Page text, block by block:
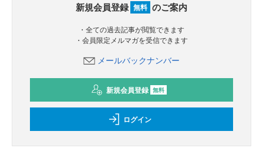
新規会員登録 無料 のご案内
・全ての過去記事が閲覧できます
・会員限定メルマガを受信できます
メールバックナンバー
新規会員登録 無料
ログイン